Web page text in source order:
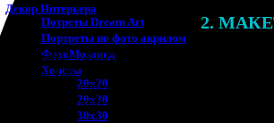
Декор Интерьера
Потреты Dream Art
Портреты по фото акрилом
ФотоМозаика
Холсты
20х20
20х30
30х30
заказ», выберите
и тип рамки. Загрузите
конструктор,
в корзину».
2.